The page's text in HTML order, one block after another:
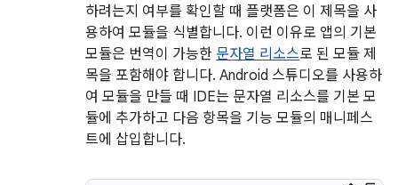
하려는지 여부를 확인할 때 플랫폼은 이 제목을 사
용하여 모듈을 식별합니다. 이런 이유로 앱의 기본
모듈은 번역이 가능한 문자열 리소스로 된 모듈 제
목을 포함해야 합니다. Android 스튜디오를 사용하
여 모듈을 만들 때 IDE는 문자열 리소스를 기본 모
듈에 추가하고 다음 항목을 기능 모듈의 매니페스
트에 삽입합니다.